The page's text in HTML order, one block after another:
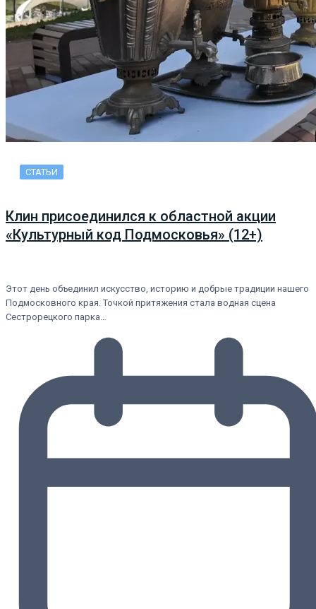
СТАТЬИ
Клин присоединился к областной акции
«Культурный код Подмосковья» (12+)
Этот день объединил искусство, историю и добрые традиции нашего
Подмосковного края. Точкой притяжения стала водная сцена
Сестрорецкого парка…